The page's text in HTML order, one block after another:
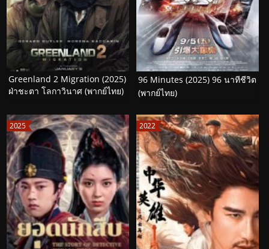
Greenland 2 Migration (2025)
ฝ่าชะตา โลกาวินาศ (พากย์ไทย)
96 Minutes (2025) 96 นาทีชีวิต
(พากย์ไทย)
2025 2022